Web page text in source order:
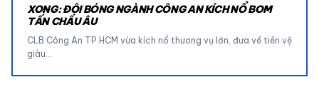
XONG: ĐỘI BÓNG NGÀNH CÔNG AN KÍCH NỔ BOM
TẤN CHÂU ÂU
CLB Công An TP.HCM vừa kích nổ thương vụ lớn, đưa về tiền vệ
giàu…